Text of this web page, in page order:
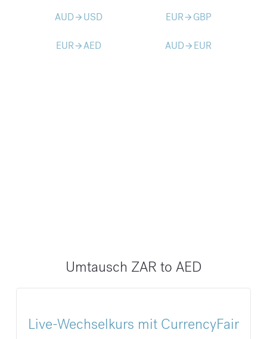
AUDarrow_forward USD EURarrow_forward GBP
EURarrow_forwardAED AUDarrow_forward EUR
Umtausch ZAR to AED
Live-Wechselkurs mit CurrencyFair